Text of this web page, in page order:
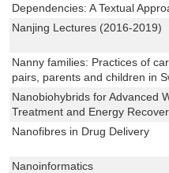
Dependencies: A Textual
Nanjing Lectures (2016-2019)
Nanny families: Practices of
pairs, parents and children in
Nanobiohybrids for Advanced
Treatment and Energy
Nanofibres in Drug Delivery
Nanoinformatics